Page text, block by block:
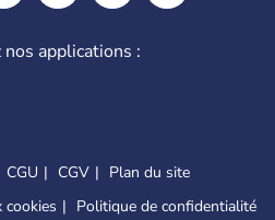
applications :
CGU CGV
Plan du site
Politique de confidentialité